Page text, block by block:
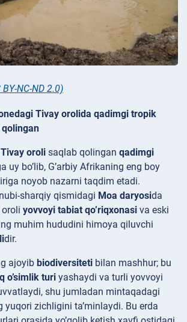
BY-NC-ND 2.0)
Tivay orolida qadimgi tropik
qolingan
Tivay oroli saqlab qolingan qadimgi
uy bo’lib, G’arbiy Afrikaning eng boy
noyob nazarni taqdim etadi.
sharqiy qismidagi Moa daryosida
yovvoyi tabiat qo’riqxonasi va eski
muhim hududini himoya qiluvchi
dir.
ajoyib biodiversiteti bilan mashhur; bu
o’simlik turi yashaydi va turli yovvoyi
shu jumladan mintaqadagi
yuqori zichligini ta’minlaydi. Bu erda